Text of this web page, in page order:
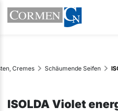
Cremes Schäumende Seifen
ISOLDA Violet